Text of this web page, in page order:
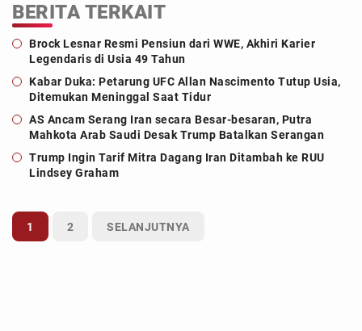
BERITA TERKAIT
Brock Lesnar Resmi Pensiun dari WWE, Akhiri Karier
Legendaris di Usia 49 Tahun
Kabar Duka: Petarung UFC Allan Nascimento Tutup Usia,
Ditemukan Meninggal Saat Tidur
AS Ancam Serang Iran secara Besar-besaran, Putra
Mahkota Arab Saudi Desak Trump Batalkan Serangan
Trump Ingin Tarif Mitra Dagang Iran Ditambah ke RUU
Lindsey Graham
1 2 SELANJUTNYA